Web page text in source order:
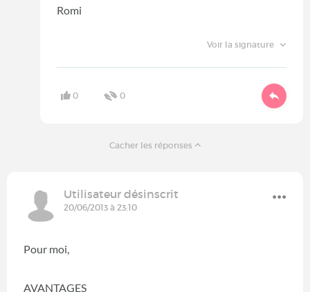
Romi
Voir la signature
0 0
Cacher les réponses
Utilisateur désinscrit
20/06/2013 à 23:10
Pour moi,
AVANTAGES